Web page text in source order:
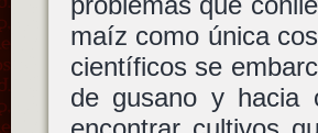
maíz como única
científicos se
de gusano y hacia